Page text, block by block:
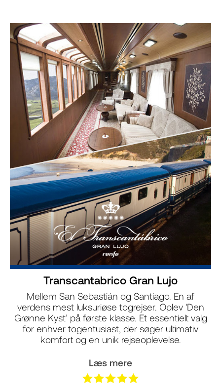
Transcantabrico Gran Lujo
Mellem San Sebastián og Santiago. En af
verdens mest luksuriøse togrejser. Oplev 'Den
Grønne Kyst’ på første klasse. Et essentielt valg
for enhver togentusiast, der søger ultimativ
komfort og en unik rejseoplevelse.
Læs mere